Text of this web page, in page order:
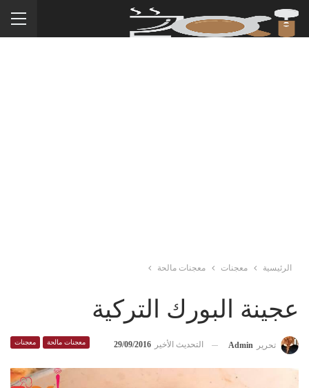
الرئيسية معجنات معجنات مالحة
عجينة البورك التركية
معجنات مالحة معجنات تحرير Admin التحديث الأخير 29/09/2016